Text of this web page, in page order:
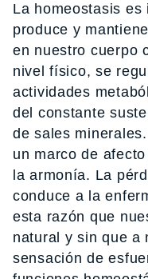
La homeostasis
produce y
en nuestro cuerpo
nivel físico, se
actividades
del constante
de sales
un marco de
la armonía. La
conduce a la
esta razón que
natural y sin que a
sensación de